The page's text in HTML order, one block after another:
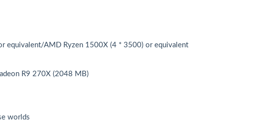
equivalent/AMD Ryzen 1500X (4 * 3500) or equivalent
R9 270X (2048 MB)
worlds